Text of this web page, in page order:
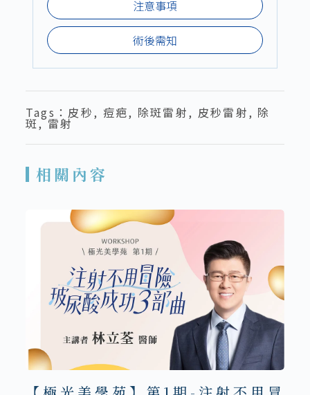
注意事項
術後需知
Tags： 皮秒, 痘疤, 除斑雷射, 皮秒雷射, 除
斑,雷射
相關內容